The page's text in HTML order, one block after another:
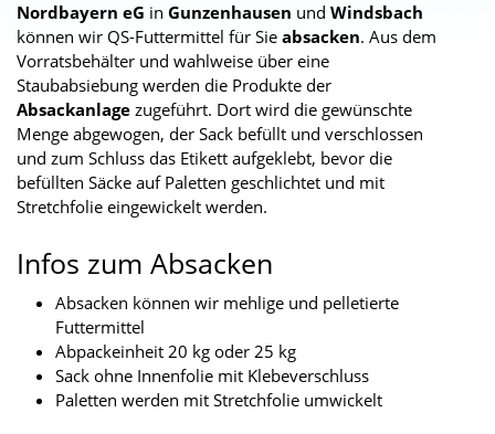
Nordbayern eG in Gunzenhausen und Windsbach
können wir QS-Futtermittel für Sie absacken. Aus dem
Vorratsbehälter und wahlweise über eine
Staubabsiebung werden die Produkte der
Absackanlage zugeführt. Dort wird die gewünschte
Menge abgewogen, der Sack befüllt und verschlossen
und zum Schluss das Etikett aufgeklebt, bevor die
befüllten Säcke auf Paletten geschlichtet und mit
Stretchfolie eingewickelt werden.
Infos zum Absacken
Absacken können wir mehlige und pelletierte
Futtermittel
Abpackeinheit 20 kg oder 25 kg
Sack ohne Innenfolie mit Klebeverschluss
Paletten werden mit Stretchfolie umwickelt